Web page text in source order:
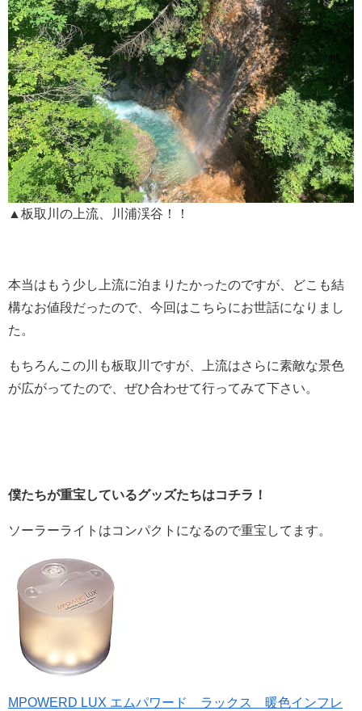
▲板取川の上流、川浦渓谷！！
本当はもう少し上流に泊まりたかったのですが、どこも結
構なお値段だったので、今回はこちらにお世話になりまし
た。
もちろんこの川も板取川ですが、上流はさらに素敵な景色
が広がってたので、ぜひ合わせて行ってみて下さい。
僕たちが重宝しているグッズたちはコチラ！
ソーラーライトはコンパクトになるので重宝してます。
MPOWERD LUX エムパワード ラックス 暖色インフレ